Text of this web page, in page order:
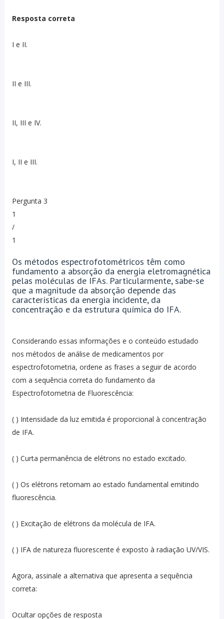
Resposta correta
I e II.
II e III.
II, III e IV.
I, II e III.
Pergunta 3
1
/
1
Os métodos espectrofotométricos têm como
fundamento a absorção da energia eletromagnética
pelas moléculas de IFAs. Particularmente, sabe-se
que a magnitude da absorção depende das
características da energia incidente, da
concentração e da estrutura química do IFA.
Considerando essas informações e o conteúdo estudado
nos métodos de análise de medicamentos por
espectrofotometria, ordene as frases a seguir de acordo
com a sequência correta do fundamento da
Espectrofotometria de Fluorescência:
( ) Intensidade da luz emitida é proporcional à concentração
de IFA.
( ) Curta permanência de elétrons no estado excitado.
( ) Os elétrons retornam ao estado fundamental emitindo
fluorescência.
( ) Excitação de elétrons da molécula de IFA.
( ) IFA de natureza fluorescente é exposto à radiação UV/VIS.
Agora, assinale a alternativa que apresenta a sequência
correta:
Ocultar opções de resposta